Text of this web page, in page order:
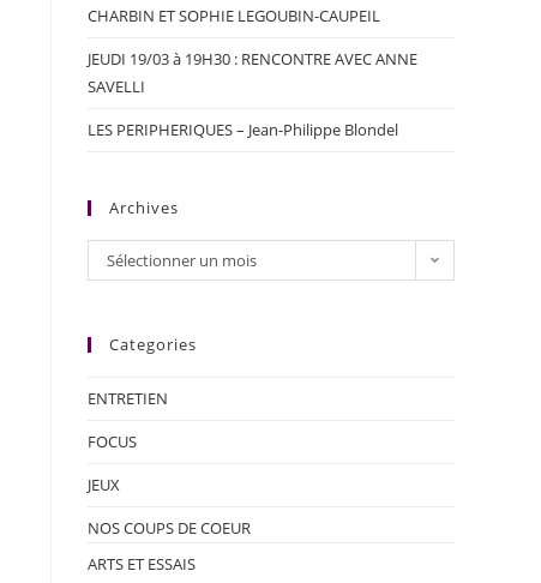
CHARBIN ET SOPHIE LEGOUBIN-CAUPEIL
JEUDI 19/03 à 19H30 : RENCONTRE AVEC ANNE
SAVELLI
LES PERIPHERIQUES – Jean-Philippe Blondel
Archives
Sélectionner un mois
Categories
ENTRETIEN
FOCUS
JEUX
NOS COUPS DE COEUR
ARTS ET ESSAIS